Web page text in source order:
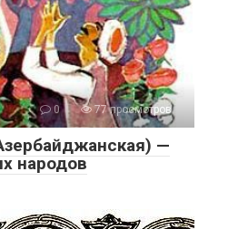
0 77 просмотров
—
народов